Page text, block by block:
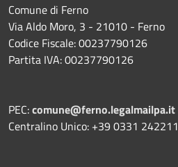
Comune di Ferno
Via Aldo Moro, 3 - 21010 - Ferno
Codice Fiscale: 00237790126
Partita IVA: 00237790126
PEC:comune@ferno.legalmailpa.it
Centralino Unico: +39 0331 242211